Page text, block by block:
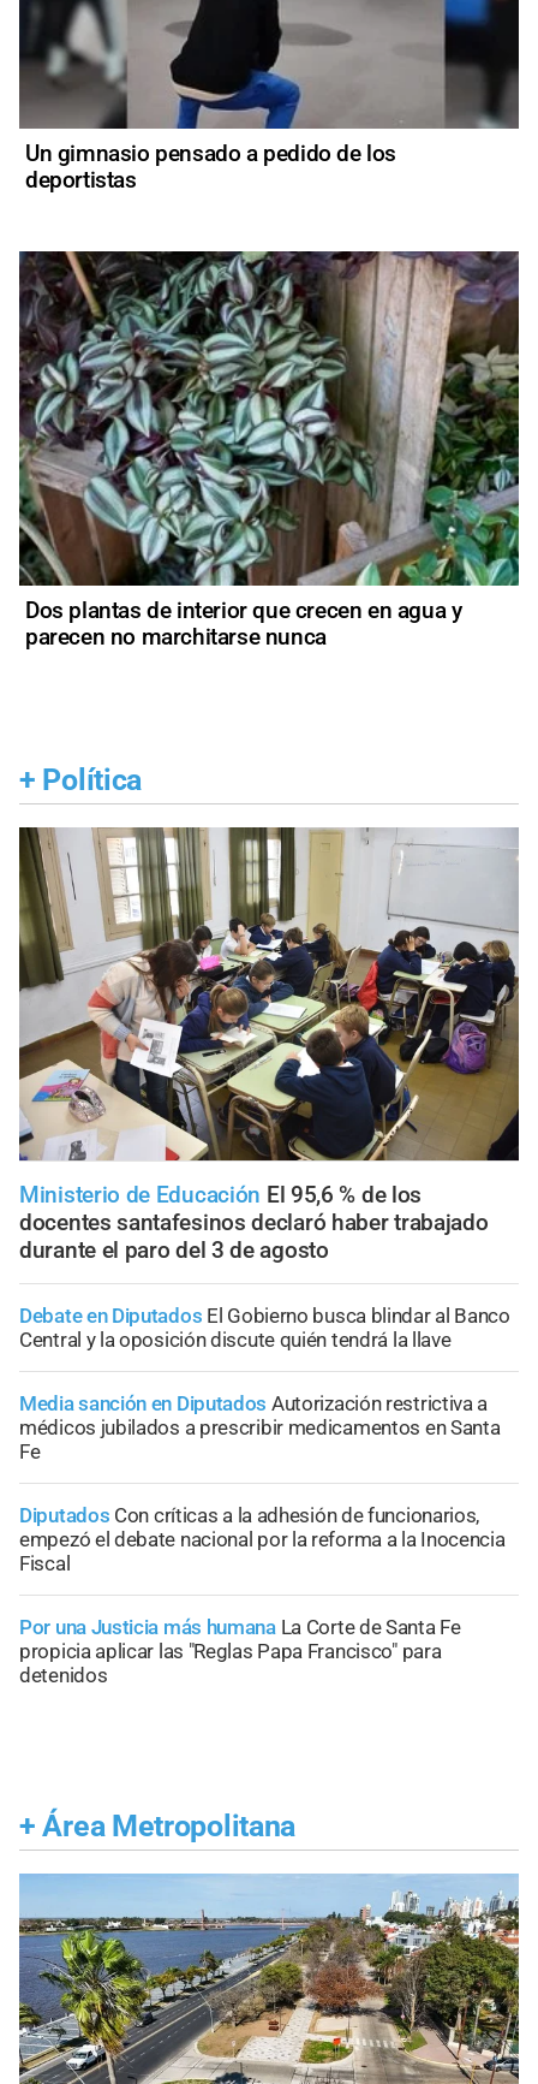
Un gimnasio pensado a pedido de los
deportistas
Dos plantas de interior que crecen en agua y
parecen no marchitarse nunca
+ Política
Ministerio de Educación El 95,6 % de los
docentes santafesinos declaró haber trabajado
durante el paro del 3 de agosto
Debate en Diputados El Gobierno busca blindar al Banco
Central y la oposición discute quién tendrá la llave
Media sanción en Diputados Autorización restrictiva a
médicos jubilados a prescribir medicamentos en Santa
Fe
Diputados Con críticas a la adhesión de funcionarios,
empezó el debate nacional por la reforma a la Inocencia
Fiscal
Por una Justicia más humana La Corte de Santa Fe
propicia aplicar las "Reglas Papa Francisco" para
detenidos
+ Área Metropolitana